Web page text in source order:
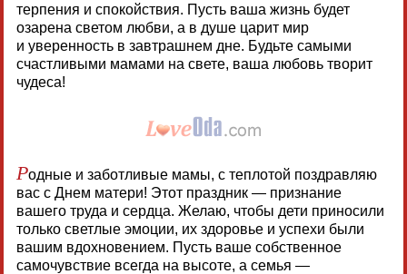
терпения и спокойствия. Пусть ваша жизнь будет
озарена светом любви, а в душе царит мир
и уверенность в завтрашнем дне. Будьте самыми
счастливыми мамами на свете, ваша любовь творит
чудеса!
Родные и заботливые мамы, с теплотой поздравляю
вас с Днем матери! Этот праздник — признание
вашего труда и сердца. Желаю, чтобы дети приносили
только светлые эмоции, их здоровье и успехи были
вашим вдохновением. Пусть ваше собственное
самочувствие всегда на высоте, а семья —